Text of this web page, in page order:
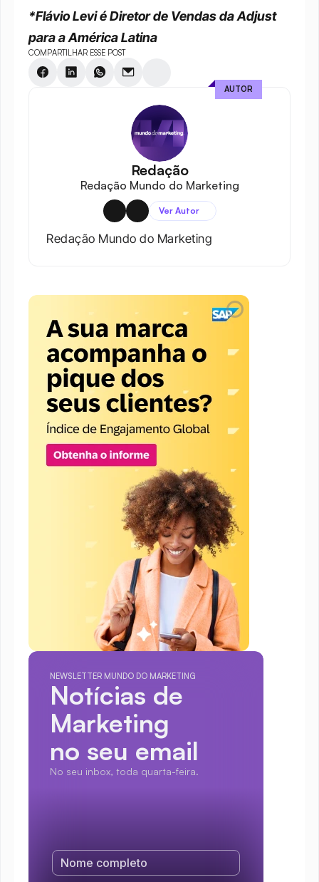
*Flávio Levi é Diretor de Vendas da Adjust
para a América Latina
COMPARTILHAR ESSE POST
Redação
Redação Mundo do Marketing
Ver Autor
Redação Mundo do Marketing
AUTOR
NEWSLETTER MUNDO DO MARKETING
Notícias de
Marketing
no seu email
No seu inbox, toda quarta-feira.